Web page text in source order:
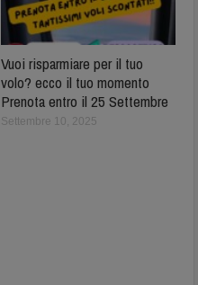
Vuoi risparmiare per il tuo
volo? ecco il tuo momento
Prenota entro il 25 Settembre
Settembre 10, 2025